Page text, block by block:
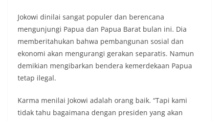
Jokowi dinilai sangat populer dan berencana
mengunjungi Papua dan Papua Barat bulan ini. Dia
memberitahukan bahwa pembangunan sosial dan
ekonomi akan mengurangi gerakan separatis. Namun
demikian mengibarkan bendera kemerdekaan Papua
tetap ilegal.
Karma menilai Jokowi adalah orang baik. “Tapi kami
tidak tahu bagaimana dengan presiden yang akan